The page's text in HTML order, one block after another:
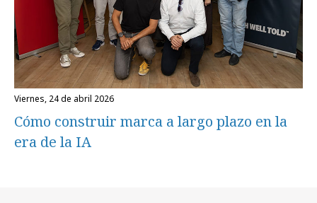
viernes, 24 de abril 2026
Cómo construir marca a largo plazo en la
era de la IA